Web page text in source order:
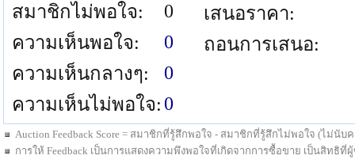
สมาชิกไม่พอใจ:
0
ความเห็นพอใจ:
0
ความเห็นกลางๆ:
0
ความเห็นไม่พอใจ: 0
เสนอราคา:
ถอนการเสนอ:
Auction Feedback Score = สมาชิกที่รู้สึกพอใจ - สมาชิกที่รู้สึกไม่พอใจ (ไม่นั
การให้ Feedback เป็นการแสดงความพึงพอใจที่เกิดจากการซื้อขาย เป็นสิทธิ